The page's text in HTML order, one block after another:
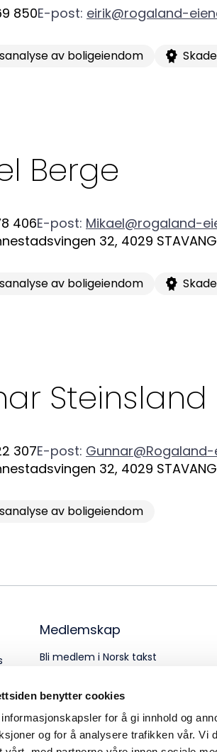
benytter cookies
for å gi innhold og
og for å analysere trafikken vår. Vi
Bli medlem
850E-post: eirik@rogaland-
av boligeiendom
Berge
406E-post: Mikael@rogaland-
32, 4029
av boligeiendom
Steinsland
307E-post:
32, 4029
av boligeiendom
Medlemskap
Bli medlem i Norsk takst